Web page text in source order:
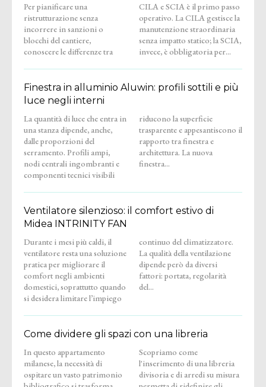
Per pianificare una
ristrutturazione senza
incorrere in sanzioni o
blocchi del cantiere,
conoscere le differenze tra
CILA e SCIA è il primo passo
operativo. La CILA gestisce la
manutenzione straordinaria
senza impatto statico; la SCIA,
invece, è obbligatoria per...
Finestra in alluminio Aluwin: profili sottili e più
luce negli interni
La quantità di luce che entra in
una stanza dipende, anche,
dalle proporzioni del
serramento. Profili ampi,
nodi centrali ingombranti e
componenti tecnici visibili
riducono la superficie
trasparente e appesantiscono il
rapporto tra finestra e
architettura. La nuova
finestra...
Ventilatore silenzioso: il comfort estivo di
Midea INTRINITY FAN
Durante i mesi più caldi, il
ventilatore resta una soluzione
pratica per migliorare il
comfort negli ambienti
domestici, soprattutto quando
si desidera limitare l’impiego
continuo del climatizzatore.
La qualità della ventilazione
dipende però da diversi
fattori: portata, regolarità
del...
Come dividere gli spazi con una libreria
In questo appartamento
milanese, la necessità di
ospitare un vasto patrimonio
Scopriamo come
l'inserimento di una libreria
divisoria e di arredi su misura